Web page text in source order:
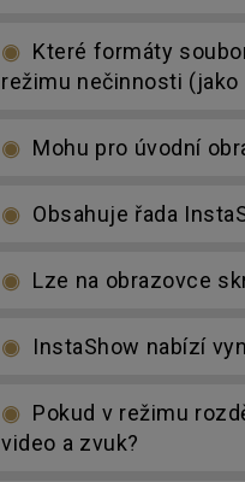
Které formáty
režimu nečinnosti
Mohu pro úvodní
Obsahuje řada
Lze na obrazovce
InstaShow nabízí
Pokud v režimu
video a zvuk?